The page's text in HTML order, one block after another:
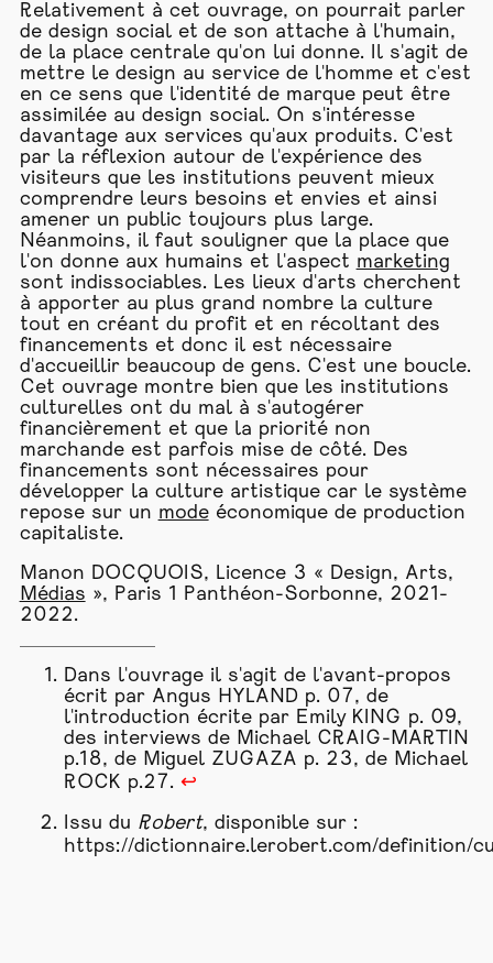
Relativement à cet ouvrage, on pourrait parler
de design social et de son attache à l'humain,
de la place centrale qu'on lui donne. Il s'agit de
mettre le design au service de l'homme et c'est
en ce sens que l'identité de marque peut être
assimilée au design social. On s'intéresse
davantage aux services qu'aux produits. C'est
par la réflexion autour de l'expérience des
visiteurs que les institutions peuvent mieux
comprendre leurs besoins et envies et ainsi
amener un public toujours plus large.
Néanmoins, il faut souligner que la place que
l'on donne aux humains et l'aspect marketing
sont indissociables. Les lieux d'arts cherchent
à apporter au plus grand nombre la culture
tout en créant du profit et en récoltant des
financements et donc il est nécessaire
d'accueillir beaucoup de gens. C'est une boucle.
Cet ouvrage montre bien que les institutions
culturelles ont du mal à s'autogérer
financièrement et que la priorité non
marchande est parfois mise de côté. Des
financements sont nécessaires pour
développer la culture artistique car le système
repose sur un modeéconomique de production
capitaliste.
Manon DOCQUOIS, Licence 3 « Design, Arts,
Médias », Paris 1 Panthéon-Sorbonne, 2021-
2022.
Dans l'ouvrage il s'agit de l'avant-propos
écrit par Angus HYLAND p. 07, de
l'introduction écrite par Emily KING p. 09,
des interviews de Michael CRAIG-MARTIN
p.18, de Miguel ZUGAZA p. 23, de Michael
ROCK p.27. ↩
Issu du Robert, disponible sur :
https://dictionnaire.lerobert.com/definition/